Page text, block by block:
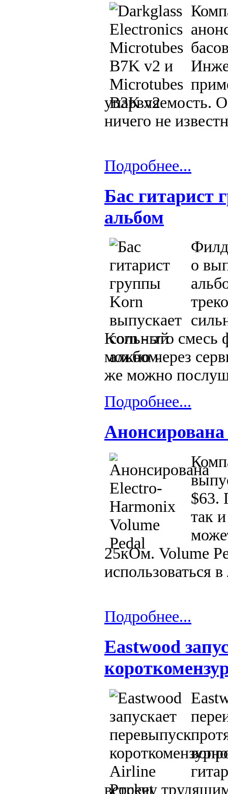
упарвляемость.
ничего не
Подробнее...
Бас гитарист
альбом
о
Korn - это смесь
можно через
же можно
Подробнее...
$63.
так
25кОм. Volume
использоваться
Подробнее...
Eastwood
встречу